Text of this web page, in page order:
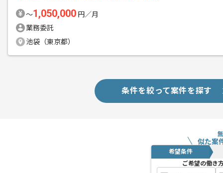
エージェントからのコ
メント
レバテックでの実績がある企業の案件で
ご経験と実績に応じてスライド案件の
経験豊富なエンジニアと成長が出来る
スキルアップされたい方、長期的に参
〜1,050,000 円／月
業務委託
池袋（東京都）
条件を絞って案件を探す
似た案
希望条件
ご希望の働き